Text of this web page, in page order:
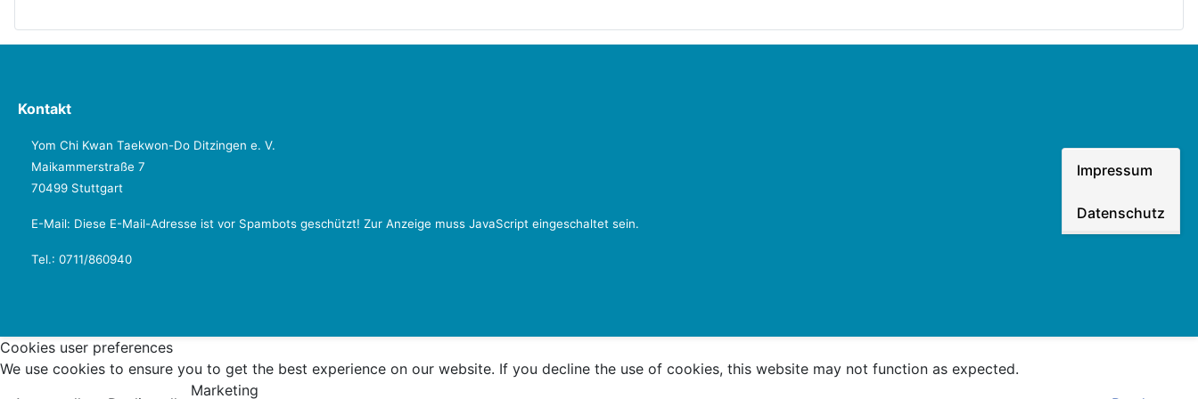
Kontakt
Yom Chi Kwan Taekwon-Do Ditzingen e. V.
Maikammerstraße 7
70499 Stuttgart
E-Mail: Diese E-Mail-Adresse ist vor Spambots geschützt! Zur Anzeige muss JavaScript eingeschaltet sein.
Tel.: 0711/860940
Impressum
Datenschutz
Cookies user preferences
We use cookies to ensure you to get the best experience on our website. If you decline the use of cookies, this website may not function as expected.
Marketing